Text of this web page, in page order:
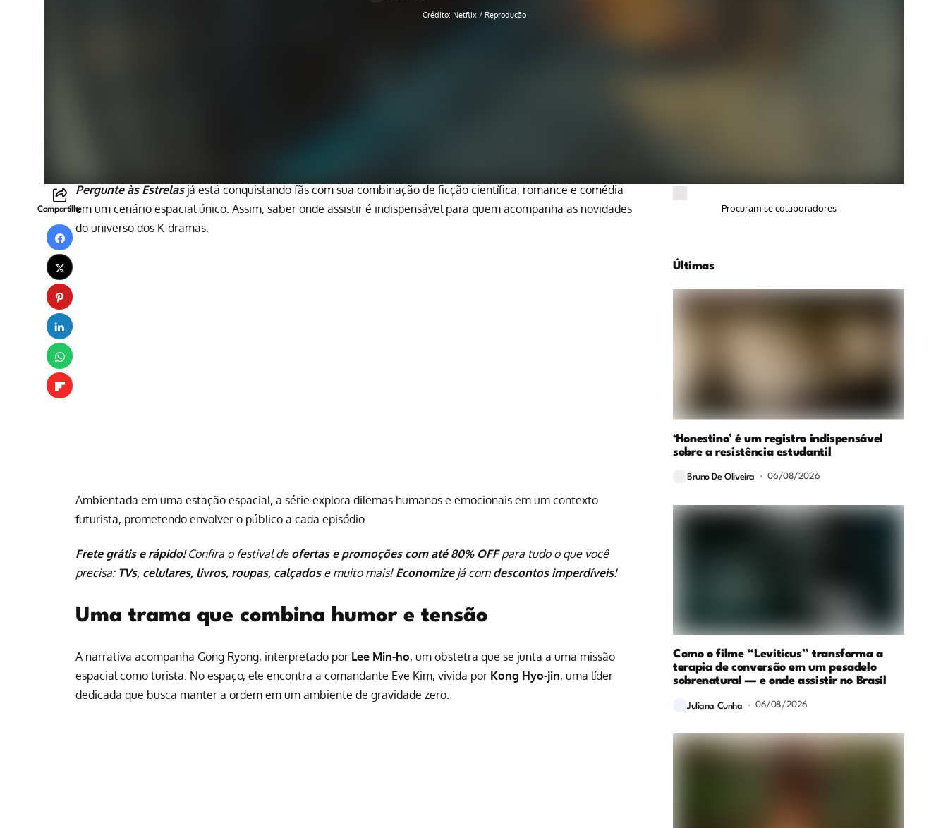
Crédito: Netflix / Reprodução
Compartilhe
Pergunte às Estrelasjá está conquistando fãs com sua combinação de ficção científica, romance e comédia
em um cenário espacial único. Assim, saber onde assistir é indispensável para quem acompanha as novidades
do universo dos K-dramas.
Ambientada em uma estação espacial, a série explora dilemas humanos e emocionais em um contexto
futurista, prometendo envolver o público a cada episódio.
Frete grátis e rápido!Confira o festival de ofertas e promoções com até 80% OFFpara tudo o que você
precisa: TVs, celulares, livros, roupas, calçadose muito mais! Economizejá com descontos imperdíveis!
Uma trama que combina humor e tensão
A narrativa acompanha Gong Ryong, interpretado por Lee Min-ho, um obstetra que se junta a uma missão
espacial como turista. No espaço, ele encontra a comandante Eve Kim, vivida por Kong Hyo-jin, uma líder
dedicada que busca manter a ordem em um ambiente de gravidade zero.
Procuram-se colaboradores
Últimas
‘Honestino’ é um registro indispensável
sobre a resistência estudantil
Bruno De Oliveira 06/08/2026
Como o filme “Leviticus” transforma a
terapia de conversão em um pesadelo
sobrenatural — e onde assistir no Brasil
Juliana Cunha 06/08/2026